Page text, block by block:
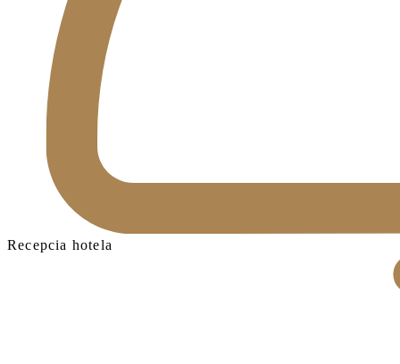
Recepcia hotela